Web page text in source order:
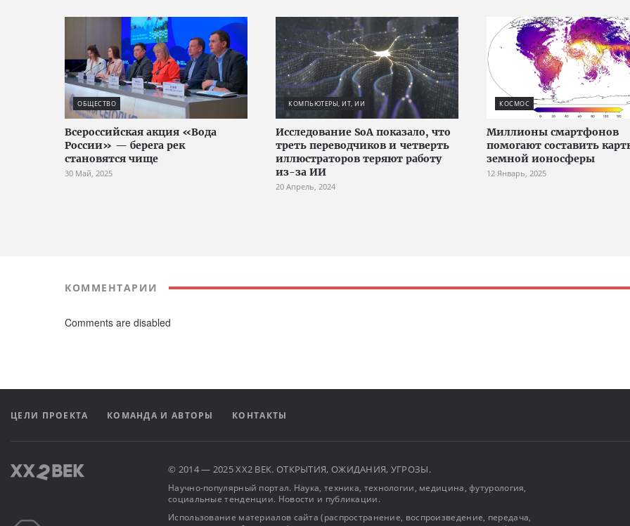
ОБЩЕСТВО
Всероссийская акция «Вода
России» — берега рек
становятся чище
30 Май, 2025
КОМПЬЮТЕРЫ, ИТ, ИИ
Исследование SoA показало, что
треть переводчиков и четверть
иллюстраторов теряют работу
из-за ИИ
20 Апрель, 2024
КОСМОС
Миллионы смартфонов
помогают составить
земной ионосферы
12 Январь, 2025
КОММЕНТАРИИ
Comments are disabled
ЦЕЛИ ПРОЕКТА КОМАНДА И АВТОРЫ КОНТАКТЫ
© 2014 — 2025 XX2 ВЕК. ОТКРЫТИЯ, ОЖИДАНИЯ, УГРОЗЫ.
Научно-популярный портал. Наука, техника, технологии, медицина, футурология,
социальные тенденции. Новости и публикации.
Использование материалов сайта (распространение, воспроизведение, передача,